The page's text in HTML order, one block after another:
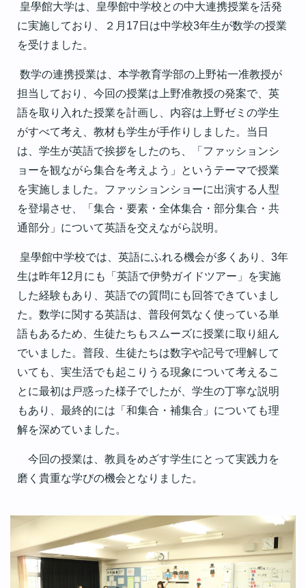
皇學館大学は、皇學館中学校との中大連携授業を活発
に実施しており、２月17日は中学校3年生が数学の授業
を受けました。
数学の連携授業は、本学教育学部の上野祐一准教授が
担当しており、今回の授業は上野准教授の発案で、英
語を取り入れた授業を計画し、内容は上野ゼミの学生
がすべて考え、教材も学生が手作りしました。当日
は、学生が英語で挨拶をしたのち、「ファッションシ
ョーを観ながら集合を考えよう」というテーマで授業
を実施しました。ファッションショーに出演する人型
を登場させ、「集合・要素・全体集合・部分集合・共
通部分」について英語を交えながら説明。
皇學館中学校では、英語にふれる機会が多くあり、3年
生は昨年12月にも「英語で伊勢ガイドツアー」を実施
した経験もあり、英語での質問にも回答できていまし
た。数学に関する英語は、普段何気なく使っている単
語もあるため、生徒たちもスムーズに授業に取り組ん
でいました。普段、生徒たちは数字や記号で理解して
いても、実生活でも起こりうる現象について考えるこ
とに最初は戸惑った様子でしたが、学生の丁寧な説明
もあり、最終的には「和集合・補集合」についても理
解を深めていました。
今回の授業は、教員をめざす学生にとって実践力を
磨く貴重な学びの機会となりました。